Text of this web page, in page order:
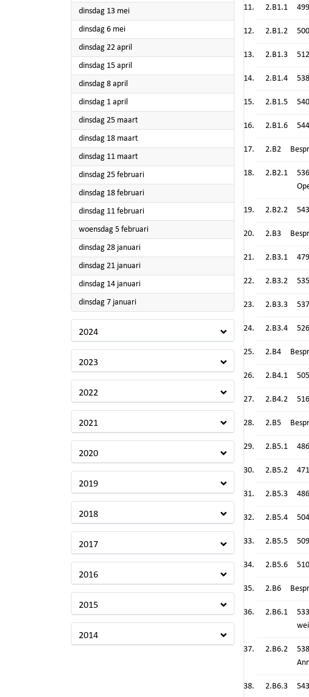
dinsdag 13 mei2025
dinsdag 6 mei2025
dinsdag 22 april
dinsdag 15 april
dinsdag 8 april
dinsdag 1 april
dinsdag 25 maart2025
dinsdag 18 maart2025
dinsdag 11 maart2025
dinsdag 25 februari2025
dinsdag 18 februari2025
dinsdag 11 februari2025
woensdag 5 februari2025
dinsdag 28 januari2025
dinsdag 21 januari2025
dinsdag 14 januari2025
dinsdag 7 januari2025
2024
2023
2022
2021
2020
2019
2018
2017
2016
2015
2014
2.B1.1
2.B1.2
2.B1.3
2.B1.4
2.B1.5
2.B1.6
2.B2
2.B2.1
2.B2.2
2.B3
2.B3.1
2.B3.2
2.B3.3
2.B3.4
2.B4
2.B4.1
2.B4.2
2.B5
2.B5.1
2.B5.2
2.B5.3
2.B5.4
2.B5.5
2.B5.6
2.B6
2.B6.1
2.B6.2
2.B6.3